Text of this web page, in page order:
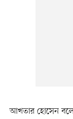
আখতার হোসেন